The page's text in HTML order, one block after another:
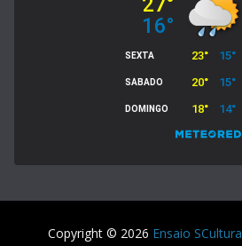
Copyright © 2026 Ensaio SCultura